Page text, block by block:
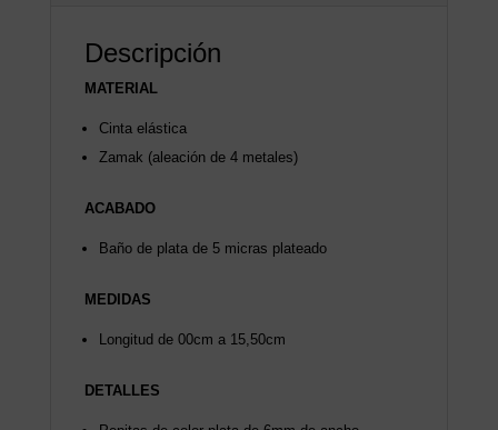
Descripción
MATERIAL
Cinta elástica
Zamak (aleación de 4 metales)
ACABADO
Baño de plata de 5 micras plateado
MEDIDAS
Longitud de 00cm a 15,50cm
DETALLES